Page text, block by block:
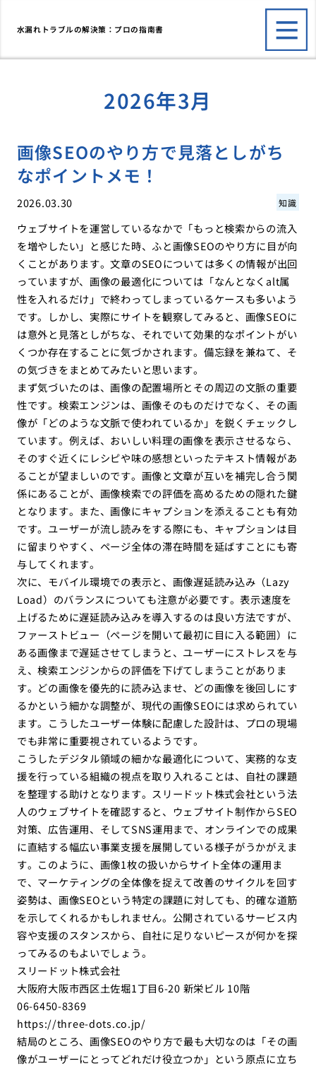
水漏れトラブルの解決策：プロの指南書
2026年3月
画像SEOのやり方で見落としがち
なポイントメモ！
2026.03.30 知識
ウェブサイトを運営しているなかで「もっと検索からの流入
を増やしたい」と感じた時、ふと画像SEOのやり方に目が向
くことがあります。文章のSEOについては多くの情報が出回
っていますが、画像の最適化については「なんとなくalt属
性を入れるだけ」で終わってしまっているケースも多いよう
です。しかし、実際にサイトを観察してみると、画像SEOに
は意外と見落としがちな、それでいて効果的なポイントがい
くつか存在することに気づかされます。備忘録を兼ねて、そ
の気づきをまとめてみたいと思います。
まず気づいたのは、画像の配置場所とその周辺の文脈の重要
性です。検索エンジンは、画像そのものだけでなく、その画
像が「どのような文脈で使われているか」を鋭くチェックし
ています。例えば、おいしい料理の画像を表示させるなら、
そのすぐ近くにレシピや味の感想といったテキスト情報があ
ることが望ましいのです。画像と文章が互いを補完し合う関
係にあることが、画像検索での評価を高めるための隠れた鍵
となります。また、画像にキャプションを添えることも有効
です。ユーザーが流し読みをする際にも、キャプションは目
に留まりやすく、ページ全体の滞在時間を延ばすことにも寄
与してくれます。
次に、モバイル環境での表示と、画像遅延読み込み（Lazy
Load）のバランスについても注意が必要です。表示速度を
上げるために遅延読み込みを導入するのは良い方法ですが、
ファーストビュー（ページを開いて最初に目に入る範囲）に
ある画像まで遅延させてしまうと、ユーザーにストレスを与
え、検索エンジンからの評価を下げてしまうことがありま
す。どの画像を優先的に読み込ませ、どの画像を後回しにす
るかという細かな調整が、現代の画像SEOには求められてい
ます。こうしたユーザー体験に配慮した設計は、プロの現場
でも非常に重要視されているようです。
こうしたデジタル領域の細かな最適化について、実務的な支
援を行っている組織の視点を取り入れることは、自社の課題
を整理する助けとなります。スリードット株式会社という法
人のウェブサイトを確認すると、ウェブサイト制作からSEO
対策、広告運用、そしてSNS運用まで、オンラインでの成果
に直結する幅広い事業支援を展開している様子がうかがえま
す。このように、画像1枚の扱いからサイト全体の運用ま
で、マーケティングの全体像を捉えて改善のサイクルを回す
姿勢は、画像SEOという特定の課題に対しても、的確な道筋
を示してくれるかもしれません。公開されているサービス内
容や支援のスタンスから、自社に足りないピースが何かを探
ってみるのもよいでしょう。
スリードット株式会社
大阪府大阪市西区土佐堀1丁目6-20 新栄ビル 10階
06-6450-8369
https://three-dots.co.jp/
結局のところ、画像SEOのやり方で最も大切なのは「その画
像がユーザーにとってどれだけ役立つか」という原点に立ち